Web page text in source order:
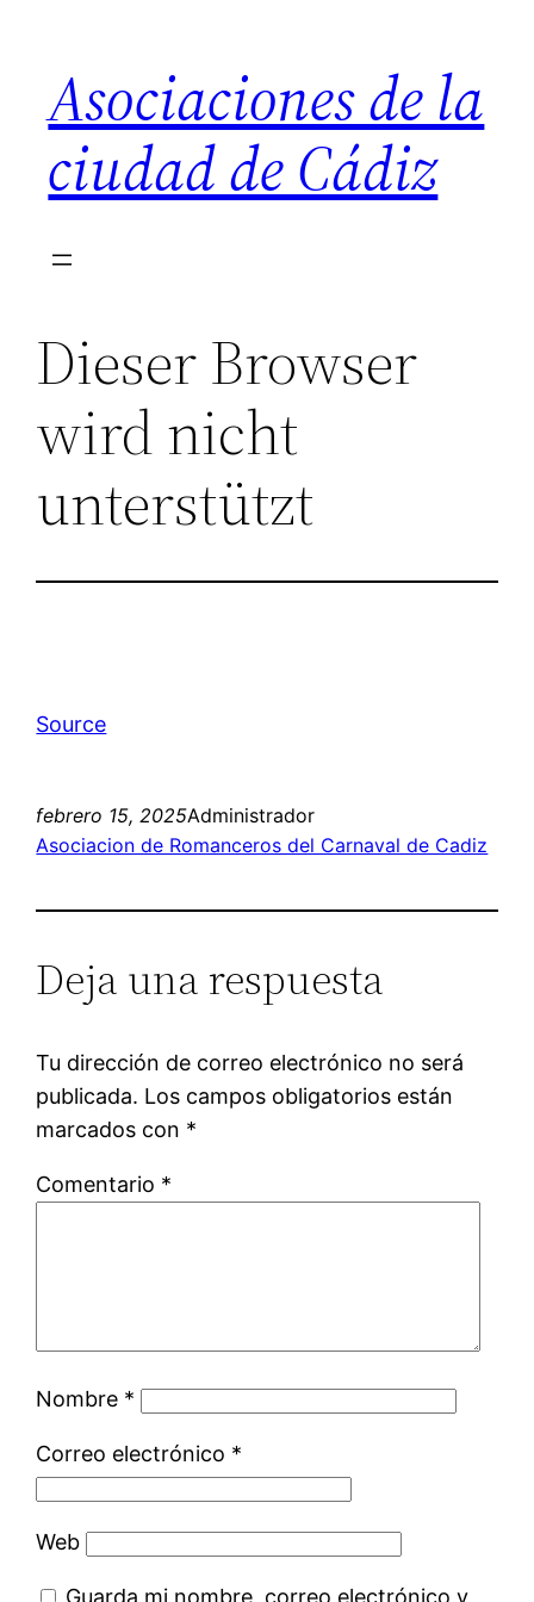
contenido
Asociaciones de la
ciudad de Cádiz
Dieser Browser
wird nicht
unterstützt
Source
febrero 15, 2025Administrador
Asociacion de Romanceros del Carnaval de Cadiz
Deja una respuesta
Tu dirección de correo electrónico no será
publicada. Los campos obligatorios están
marcados con *
Comentario *
Nombre *
Correo electrónico *
Web